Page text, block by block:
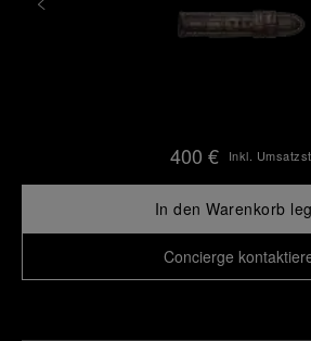
400 € Inkl.
In den Warenkorb
Concierge